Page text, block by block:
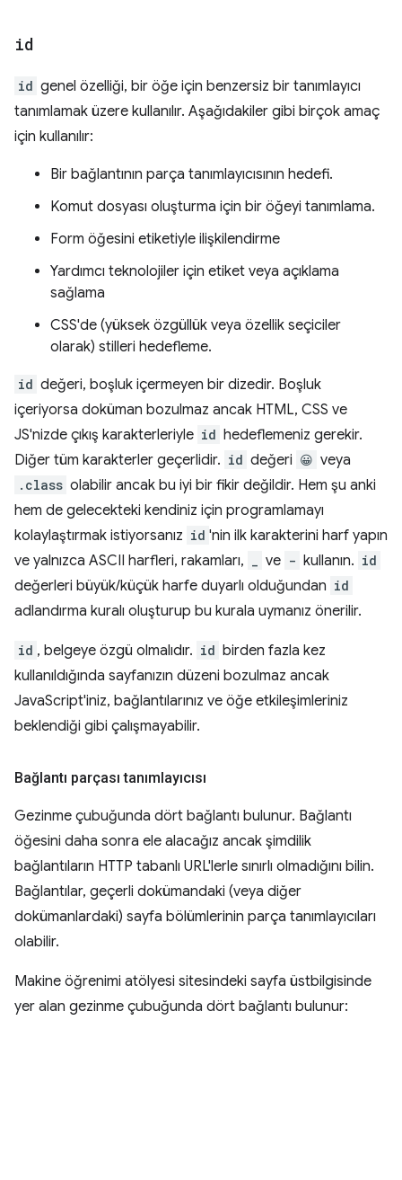
id
id genel özelliği, bir öğe için benzersiz bir tanımlayıcı
tanımlamak üzere kullanılır. Aşağıdakiler gibi birçok amaç
için kullanılır:
Bir bağlantının parça tanımlayıcısının hedefi.
Komut dosyası oluşturma için bir öğeyi tanımlama.
Form öğesini etiketiyle ilişkilendirme
Yardımcı teknolojiler için etiket veya açıklama
sağlama
CSS'de (yüksek özgüllük veya özellik seçiciler
olarak) stilleri hedefleme.
id değeri, boşluk içermeyen bir dizedir. Boşluk
içeriyorsa doküman bozulmaz ancak HTML, CSS ve
JS'nizde çıkış karakterleriyle id hedeflemeniz gerekir.
Diğer tüm karakterler geçerlidir. id değeri 😀 veya
.class olabilir ancak bu iyi bir fikir değildir. Hem şu anki
hem de gelecekteki kendiniz için programlamayı
kolaylaştırmak istiyorsanız id 'nin ilk karakterini harf yapın
ve yalnızca ASCII harfleri, rakamları,
ve - kullanın. id
değerleri büyük/küçük harfe duyarlı olduğundan id
adlandırma kuralı oluşturup bu kurala uymanız önerilir.
id , belgeye özgü olmalıdır. id birden fazla kez
kullanıldığında sayfanızın düzeni bozulmaz ancak
JavaScript'iniz, bağlantılarınız ve öğe etkileşimleriniz
beklendiği gibi çalışmayabilir.
Bağlantı parçası tanımlayıcısı
Gezinme çubuğunda dört bağlantı bulunur. Bağlantı
öğesini daha sonra ele alacağız ancak şimdilik
bağlantıların HTTP tabanlı URL'lerle sınırlı olmadığını bilin.
Bağlantılar, geçerli dokümandaki (veya diğer
dokümanlardaki) sayfa bölümlerinin parça tanımlayıcıları
olabilir.
Makine öğrenimi atölyesi sitesindeki sayfa üstbilgisinde
yer alan gezinme çubuğunda dört bağlantı bulunur: